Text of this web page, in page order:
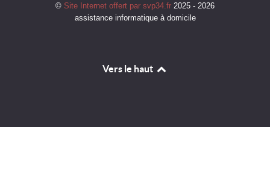
© Site Internet offert par svp34.fr 2025 - 2026
assistance informatique à domicile
Vers le haut